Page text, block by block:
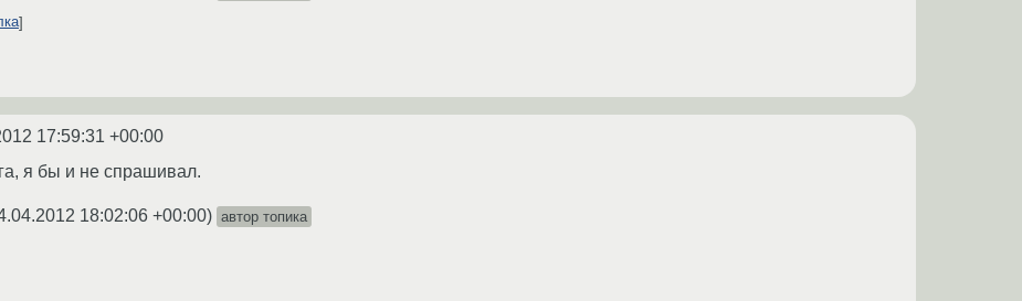
17:59:31 +00:00
я бы и не спрашивал.
18:02:06 +00:00) автор топика